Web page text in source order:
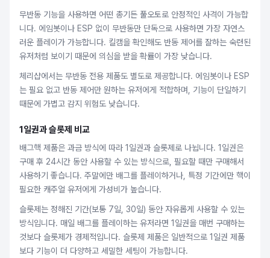
무반동 기능을 사용하면 어떤 총기든 풀오토로 안정적인 사격이 가능합
니다. 에임봇이나 ESP 없이 무반동만 단독으로 사용하면 가장 자연스
러운 플레이가 가능합니다. 킬캠을 확인해도 반동 제어를 잘하는 숙련된
유저처럼 보이기 때문에 의심을 받을 확률이 가장 낮습니다.
체리샵에서는 무반동 전용 제품도 별도로 제공합니다. 에임봇이나 ESP
는 필요 없고 반동 제어만 원하는 유저에게 적합하며, 기능이 단일하기
때문에 가볍고 감지 위험도 낮습니다.
1일권과 슬롯제 비교
배그핵 제품은 과금 방식에 따라 1일권과 슬롯제로 나뉩니다. 1일권은
구매 후 24시간 동안 사용할 수 있는 방식으로, 필요할 때만 구매해서
사용하기 좋습니다. 주말에만 배그를 플레이하거나, 특정 기간에만 핵이
필요한 캐주얼 유저에게 가성비가 높습니다.
슬롯제는 정해진 기간(보통 7일, 30일) 동안 자유롭게 사용할 수 있는
방식입니다. 매일 배그를 플레이하는 유저라면 1일권을 매번 구매하는
것보다 슬롯제가 경제적입니다. 슬롯제 제품은 일반적으로 1일권 제품
보다 기능이 더 다양하고 세밀한 세팅이 가능합니다.